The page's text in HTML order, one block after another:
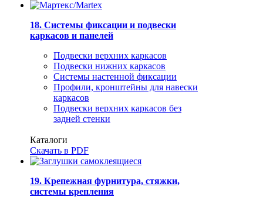
18. Системы фиксации и подвески
каркасов и панелей
Подвески верхних каркасов
Подвески нижних каркасов
Системы настенной фиксации
Профили, кронштейны для навески
каркасов
Подвески верхних каркасов без
задней стенки
Каталоги
Скачать в PDF
19. Крепежная фурнитура, стяжки,
системы крепления